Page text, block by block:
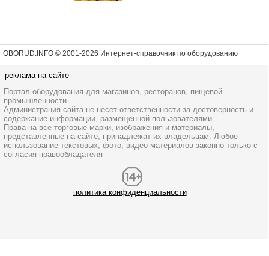
OBORUD.INFO © 2001-2026 Интернет-справочник по оборудованию
реклама на сайте
Портал оборудования для магазинов, ресторанов, пищевой
промышленности
Администрация сайта не несет ответственности за достоверность и
содержание информации, размещенной пользователями.
Права на все торговые марки, изображения и материалы,
представленные на сайте, принадлежат их владельцам. Любое
использование текстовых, фото, видео материалов законно только с
согласия правообладателя
политика конфиденциальности